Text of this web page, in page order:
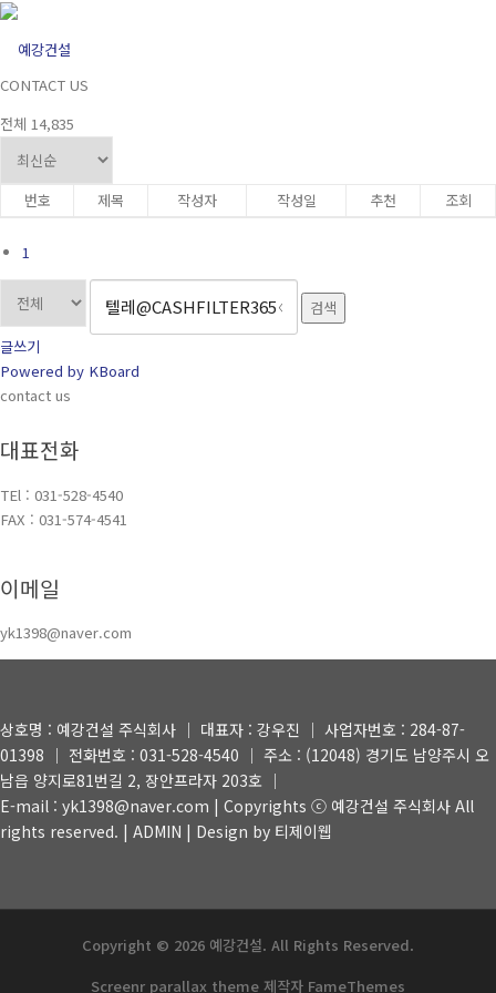
콘텐츠로 바로가기
CONTACT US
전체 14,835
번호 제목 작성자 작성일 추천 조회
1
검색
글쓰기
Powered by KBoard
contact us
대표전화
TEl : 031-528-4540
FAX : 031-574-4541
이메일
yk1398@naver.com
상호명 : 예강건설 주식회사 │ 대표자 : 강우진 │ 사업자번호 : 284-87-
01398 │ 전화번호 : 031-528-4540 │ 주소 : (12048) 경기도 남양주시 오
남읍 양지로81번길 2, 장안프라자 203호 │
E-mail : yk1398@naver.com | Copyrights ⓒ 예강건설 주식회사 All
rights reserved. | ADMIN | Design by 티제이웹
Copyright © 2026 예강건설. All Rights Reserved.
Screenr parallax theme 제작자 FameThemes